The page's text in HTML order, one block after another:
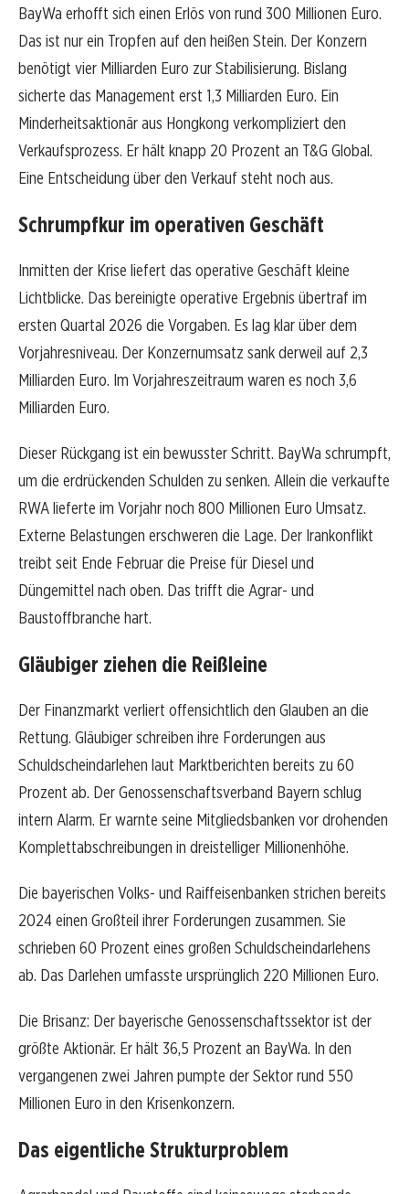
BayWa erhofft sich einen Erlös von rund 300 Millionen Euro.
Das ist nur ein Tropfen auf den heißen Stein. Der Konzern
benötigt vier Milliarden Euro zur Stabilisierung. Bislang
sicherte das Management erst 1,3 Milliarden Euro. Ein
Minderheitsaktionär aus Hongkong verkompliziert den
Verkaufsprozess. Er hält knapp 20 Prozent an T&G Global.
Eine Entscheidung über den Verkauf steht noch aus.
Schrumpfkur im operativen Geschäft
Inmitten der Krise liefert das operative Geschäft kleine
Lichtblicke. Das bereinigte operative Ergebnis übertraf im
ersten Quartal 2026 die Vorgaben. Es lag klar über dem
Vorjahresniveau. Der Konzernumsatz sank derweil auf 2,3
Milliarden Euro. Im Vorjahreszeitraum waren es noch 3,6
Milliarden Euro.
Dieser Rückgang ist ein bewusster Schritt. BayWa schrumpft,
um die erdrückenden Schulden zu senken. Allein die verkaufte
RWA lieferte im Vorjahr noch 800 Millionen Euro Umsatz.
Externe Belastungen erschweren die Lage. Der Irankonflikt
treibt seit Ende Februar die Preise für Diesel und
Düngemittel nach oben. Das trifft die Agrar- und
Baustoffbranche hart.
Gläubiger ziehen die Reißleine
Der Finanzmarkt verliert offensichtlich den Glauben an die
Rettung. Gläubiger schreiben ihre Forderungen aus
Schuldscheindarlehen laut Marktberichten bereits zu 60
Prozent ab. Der Genossenschaftsverband Bayern schlug
intern Alarm. Er warnte seine Mitgliedsbanken vor drohenden
Komplettabschreibungen in dreistelliger Millionenhöhe.
Die bayerischen Volks- und Raiffeisenbanken strichen bereits
2024 einen Großteil ihrer Forderungen zusammen. Sie
schrieben 60 Prozent eines großen Schuldscheindarlehens
ab. Das Darlehen umfasste ursprünglich 220 Millionen Euro.
Die Brisanz: Der bayerische Genossenschaftssektor ist der
größte Aktionär. Er hält 36,5 Prozent an BayWa. In den
vergangenen zwei Jahren pumpte der Sektor rund 550
Millionen Euro in den Krisenkonzern.
Das eigentliche Strukturproblem